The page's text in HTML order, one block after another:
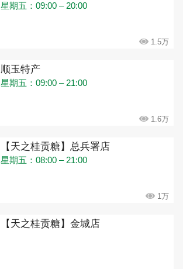
星期五：09:00 – 20:00
1.5万
顺玉特产
星期五：09:00 – 21:00
1.6万
【天之桂贡糖】总兵署店
星期五：08:00 – 21:00
1万
【天之桂贡糖】金城店